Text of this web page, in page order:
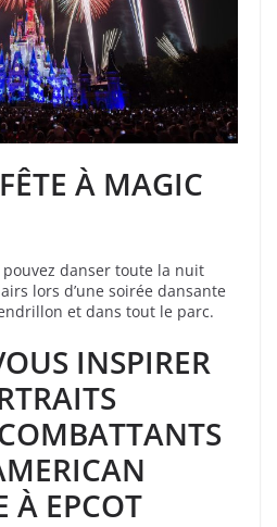
À MAGIC
danser toute la nuit
lors d’une soirée dansante
et dans tout le parc.
INSPIRER
À EPCOT